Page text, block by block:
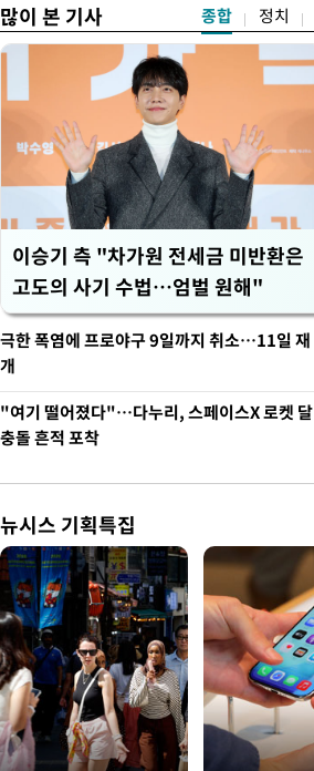
많이 본 기사 종합 정치
이승기 측 "차가원 전세금 미반환은
고도의 사기 수법…엄벌 원해"
극한 폭염에 프로야구 9일까지 취소…11일 재
개
"여기 떨어졌다"…다누리, 스페이스X 로켓 달
충돌 흔적 포착
뉴시스 기획특집